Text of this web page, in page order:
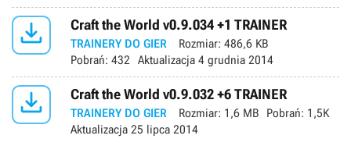
 Craft the World v0.9.034 +1 TRAINER
TRAINERY DO GIER Rozmiar: 486,6 KB
Pobrań: 432 Aktualizacja 4 grudnia 2014
 Craft the World v0.9.032 +6 TRAINER
TRAINERY DO GIER Rozmiar: 1,6 MB Pobrań: 1,5K
Aktualizacja 25 lipca 2014